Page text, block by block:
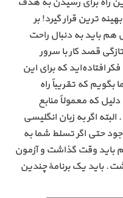
ترین قرار گیرد! بر
هم باید به دنبال راحت
قصد کار با سرور
افتاده‌اید که برای این
بگویم که تقریباً راه
که معمولاً منابع
اگر به زبان انگلیسی
حتی اگر تسلط شما به
باید وقت گذاشت و آزمون
باید یک برنامهٔ چندین